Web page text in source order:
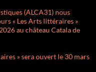
(ALCA31) nous
« Les Arts littéraires »
au château Catala de
» sera ouvert le 30 mars